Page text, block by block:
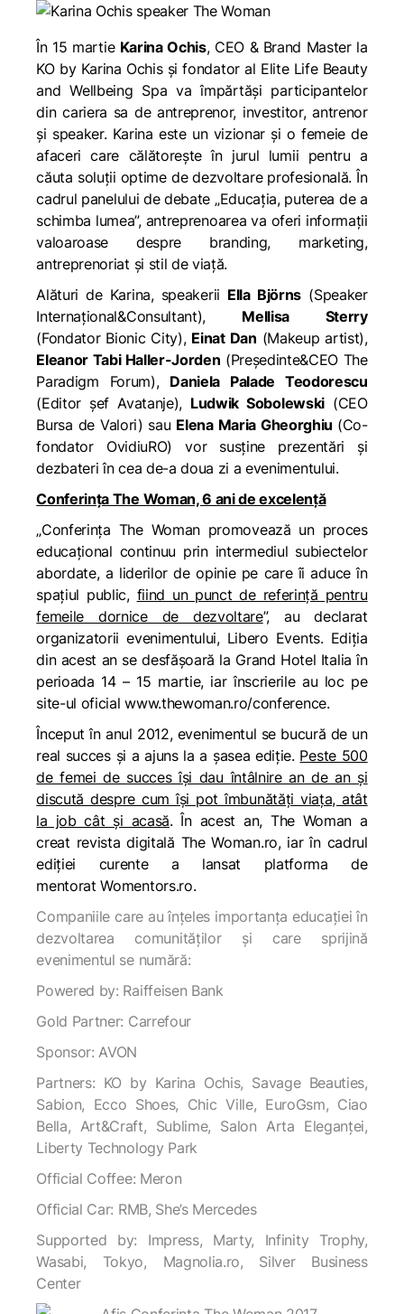
În 15 martie Karina Ochis, CEO & Brand Master la
KO by Karina Ochis și fondator al Elite Life Beauty
and Wellbeing Spa va împărtăși participantelor
din cariera sa de antreprenor, investitor, antrenor
și speaker. Karina este un vizionar și o femeie de
afaceri care călătorește în jurul lumii pentru a
căuta soluții optime de dezvoltare profesională. În
cadrul panelului de debate „Educația, puterea de a
schimba lumea”, antreprenoarea va oferi informații
valoaroase despre branding, marketing,
antreprenoriat și stil de viață.
Alături de Karina, speakerii Ella Björns (Speaker
Internațional&Consultant), Mellisa Sterry
(Fondator Bionic City), Einat Dan (Makeup artist),
Eleanor Tabi Haller-Jorden (Președinte&CEO The
Paradigm Forum), Daniela Palade Teodorescu
(Editor șef Avatanje), Ludwik Sobolewski(CEO
Bursa de Valori) sau Elena Maria Gheorghiu (Co-
fondator OvidiuRO) vor susține prezentări și
dezbateri în cea de-a doua zi a evenimentului.
Conferința The Woman, 6 ani de excelență
„Conferința The Woman promovează un proces
educațional continuu prin intermediul subiectelor
abordate, a liderilor de opinie pe care îi aduce în
spațiul public, fiind un punct de referință pentru
femeile dornice de dezvoltare”, au declarat
organizatorii evenimentului, Libero Events. Ediția
din acest an se desfășoară la Grand Hotel Italia în
perioada 14 – 15 martie, iar înscrierile au loc pe
site-ul oficial www.thewoman.ro/conference.
Început în anul 2012, evenimentul se bucură de un
real succes și a ajuns la a șasea ediție. Peste 500
de femei de succes își dau întâlnire an de an și
discută despre cum își pot îmbunătăți viața, atât
la job cât și acasă. În acest an, The Woman a
creat revista digitală The Woman.ro, iar în cadrul
ediției curente a lansat platforma de
mentorat Womentors.ro.
Companiile care au înțeles importanța educației în
dezvoltarea comunităților și care sprijină
evenimentul se numără:
Powered by: Raiffeisen Bank
Gold Partner: Carrefour
Sponsor: AVON
Partners: KO by Karina Ochis, Savage Beauties,
Sabion, Ecco Shoes, Chic Ville, EuroGsm, Ciao
Bella, Art&Craft, Sublime, Salon Arta Eleganței,
Liberty Technology Park
Official Coffee: Meron
Official Car: RMB, She’s Mercedes
Supported by: Impress, Marty, Infinity Trophy,
Wasabi, Tokyo, Magnolia.ro, Silver Business
Center